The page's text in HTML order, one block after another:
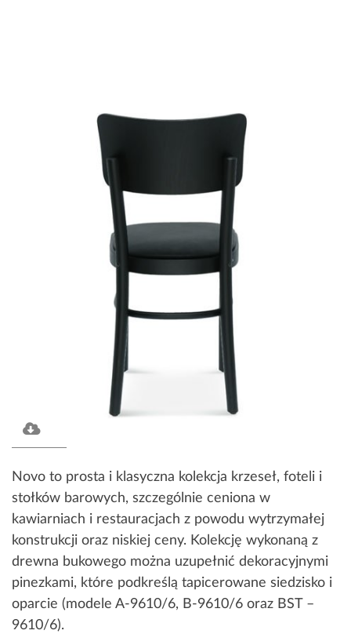
Novo to prosta i klasyczna kolekcja krzeseł, foteli i
stołków barowych, szczególnie ceniona w
kawiarniach i restauracjach z powodu wytrzymałej
konstrukcji oraz niskiej ceny. Kolekcję wykonaną z
drewna bukowego można uzupełnić dekoracyjnymi
pinezkami, które podkreślą tapicerowane siedzisko i
oparcie (modele A-9610/6, B-9610/6 oraz BST –
9610/6).